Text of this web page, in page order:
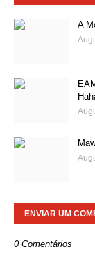
A
ENVIAR UM
0 Comentários